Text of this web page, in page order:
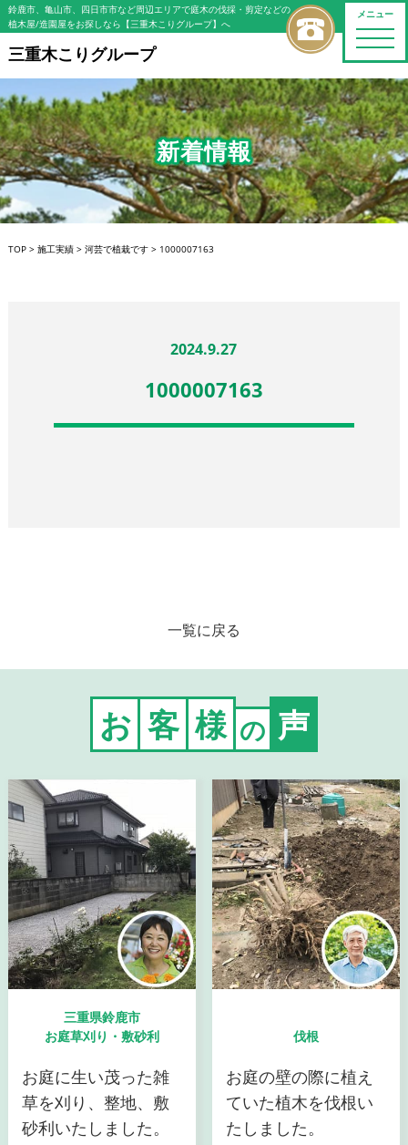
メニュー
toggle
鈴鹿市、亀山市、四日市市など周辺エリアで庭木の伐採・剪定などの
植木屋/造園屋をお探しなら【三重木こりグループ】へ
三重木こりグループ
新着情報
TOP> 施工実績> 河芸で植栽です> 1000007163
2024.9.27
1000007163
一覧に戻る
お 客 様 の 声
三重県鈴鹿市
お庭草刈り・敷砂利
お庭に生い茂った雑
草を刈り、整地、敷
砂利いたしました。
伐根
お庭の壁の際に植え
ていた植木を伐根い
たしました。